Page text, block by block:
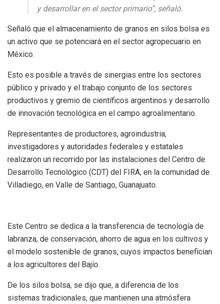
y desarrollar en el sector primario”, señaló.
Señaló que el almacenamiento de granos en silos bolsa es
un activo que se potenciará en el sector agropecuario en
México.
Esto es posible a través de sinergias entre los sectores
público y privado y el trabajo conjunto de los sectores
productivos y gremio de científicos argentinos y desarrollo
de innovación tecnológica en el campo agroalimentario.
Representantes de productores, agroindustria,
investigadores y autoridades federales y estatales
realizaron un recorrido por las instalaciones del Centro de
Desarrollo Tecnológico (CDT) del FIRA, en la comunidad de
Villadiego, en Valle de Santiago, Guanajuato.
Este Centro se dedica a la transferencia de tecnología de
labranza, de conservación, ahorro de agua en los cultivos y
el modelo sostenible de granos, cuyos impactos benefician
a los agricultores del Bajío.
De los silos bolsa, se dijo que, a diferencia de los
sistemas tradicionales, que mantienen una atmósfera